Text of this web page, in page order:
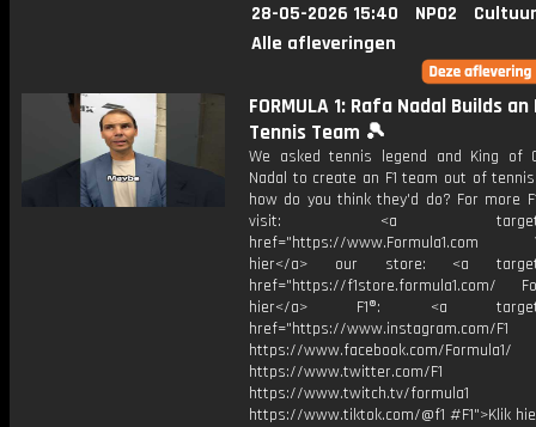
28-05-2026 15:40 NPO2
Alle afleveringen
FORMULA 1: Rafa Nadal Builds an
Tennis Team 🎾
We asked tennis legend and King of
Nadal to create an F1 team out of
how do you think they'd do? For more
visit: <a
href="https://www.Formula1.com
hier</a> our store: <a
href="https://f1store.formula1.com/
hier</a> F1®: <a
href="https://www.instagram.com/F1
https://www.facebook.com/Formula1/
https://www.twitter.com/F1
https://www.twitch.tv/formula1
https://www.tiktok.com/@f1 #F1">Klik